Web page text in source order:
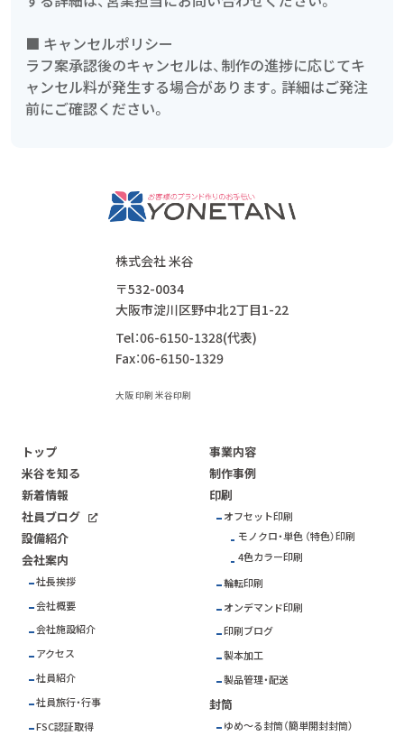
■ キャンセルポリシー
ラフ案承認後のキャンセルは、制作の進捗に応じてキ
ャンセル料が発生する場合があります。詳細はご発注
前にご確認ください。
株式会社 米谷
〒532-0034
大阪市淀川区野中北2丁目1-22
Tel：06-6150-1328(代表)
Fax：06-6150-1329
大阪 印刷 米谷印刷
トップ
米谷を知る
新着情報
社員ブログ
設備紹介
会社案内
社長挨拶
会社概要
会社施設紹介
アクセス
社員紹介
社員旅行・行事
FSC認証取得
事業内容
制作事例
印刷
オフセット印刷
モノクロ・単色 （特色）印刷
4色カラー印刷
輪転印刷
オンデマンド印刷
印刷ブログ
製本加工
製品管理・配送
封筒
ゆめ～る封筒（簡単開封封筒）